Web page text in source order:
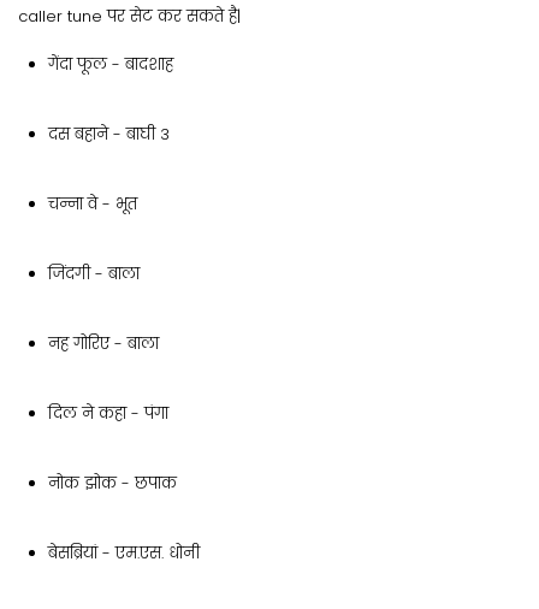
caller tune पर सेट कर सकते है|
गेंदा फूल - बादशाह
दस बहाने - बाघी 3
चन्ना वे - भूत
जिंदगी - बाला
नह गोरिए - बाला
दिल ने कहा - पंगा
नोक झोक - छपाक
बेसब्रियां - एम.एस. धोनी